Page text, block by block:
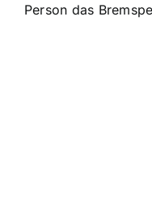
Person das